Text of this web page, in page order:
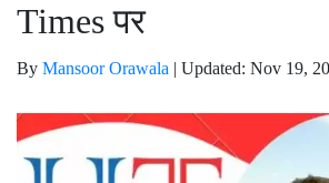
Times पर
By Mansoor Orawala | Updated: Nov 19,